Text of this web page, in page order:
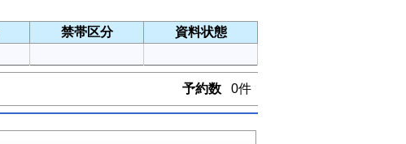
禁帯区分
資料状態
予約数 0件